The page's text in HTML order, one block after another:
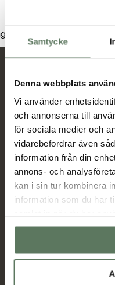
Samtycke
Denna webbplats
Vi använder
och annonserna till
för sociala medier och
vidarebefordrar även
information från din
annons- och
kan i sin tur kombinera
information som du har
är att hela Tuxers
produkter hittades som
Herr
Jag har tagit del av hur
uppgifterna som hämtas in
godkänner behandlingen